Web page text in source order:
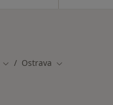
Změna města
Ostrava Změna města